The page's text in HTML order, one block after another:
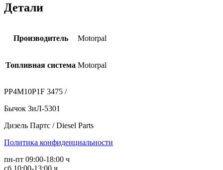
Детали
Производитель Motorpal
Топливная система Motorpal
PP4M10P1F 3475 /
Бычок ЗиЛ-5301
Дизель Партс / Diesel Parts
Политика конфиденциальности
пн-пт 09:00-18:00 ч